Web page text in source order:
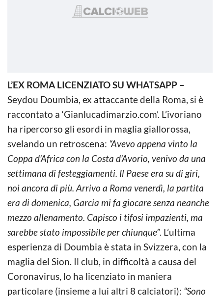
L’EX ROMA LICENZIATO SU WHATSAPP –
Seydou Doumbia, ex attaccante della Roma, si è
raccontato a ‘Gianlucadimarzio.com’. L’ivoriano
ha ripercorso gli esordi in maglia giallorossa,
svelando un retroscena: “Avevo appena vinto la
Coppa d’Africa con la Costa d’Avorio, venivo da una
settimana di festeggiamenti. Il Paese era su di giri,
noi ancora di più. Arrivo a Roma venerdì, la partita
era di domenica, Garcia mi fa giocare senza neanche
mezzo allenamento. Capisco i tifosi impazienti, ma
sarebbe stato impossibile per chiunque”. L’ultima
esperienza di Doumbia è stata in Svizzera, con la
maglia del Sion. Il club, in difficoltà a causa del
Coronavirus, lo ha licenziato in maniera
particolare (insieme a lui altri 8 calciatori): “Sono